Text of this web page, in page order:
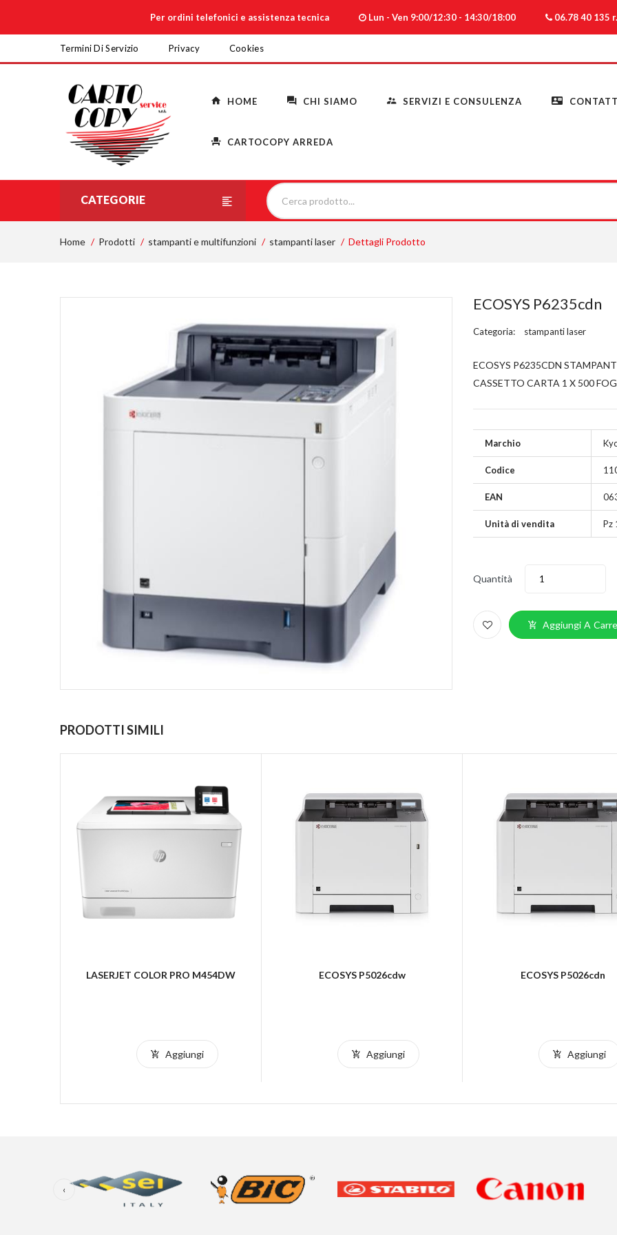
Per ordini telefonici e assistenza tecnica Lun - Ven 9:00/12:30 - 14:30/18:00 06.78 40 135
Termini Di Servizio Privacy Cookies
HOME CHI SIAMO SERVIZI E CONSULENZA
CARTOCOPY ARREDA
CATEGORIE
Home Prodotti stampanti e multifunzioni stampanti laser Dettagli Prodotto
ECOSYS P6235cdn
Categoria: stampanti laser
ECOSYS P6235CDN
CASSETTO CARTA 1 X 500
Marchio
Codice
EAN
Unità di vendita Pz
Quantità
Aggiungi A
PRODOTTI SIMILI
LASERJET COLOR PRO M454DW
Aggiungi
ECOSYS P5026cdw
Aggiungi
ECOSYS P5026cdn
Aggiungi
‹